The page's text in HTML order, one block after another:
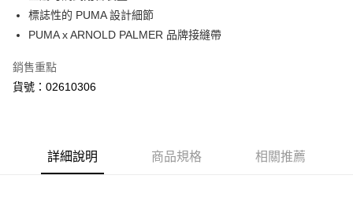
貨到付款
付款後全家取貨
每筆NT$100，滿NT$1,800(含以上)免運費
標誌性的 PUMA 設計細節
PUMA x ARNOLD PALMER 品牌接縫帶
銷售重點
貨號：02610306
詳細說明 商品規格 相關推薦